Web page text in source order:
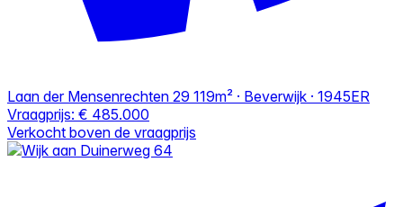
Laan der Mensenrechten 29 119m² · Beverwijk · 1945ER
Vraagprijs: € 485.000
Verkocht boven de vraagprijs